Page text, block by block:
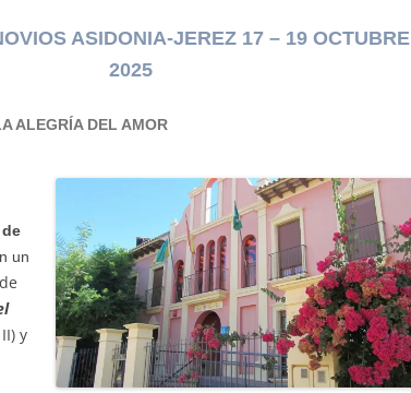
ASIDONIA-JEREZ 17 – 19 OCTUBRE
2025
ALEGRÍA DEL AMOR
un
y